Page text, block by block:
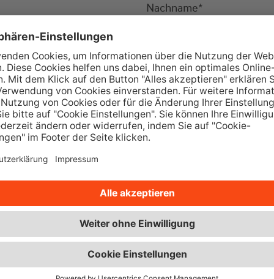
Nachname*
Ort *
Telefon*